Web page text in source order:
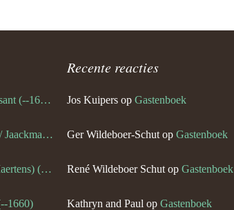
Lijsbet / Lijsie Bassant (--1687)
Trijntge Jaecqman / Jaackman (--1651)
Barber Martens (Maertens) (--1658)
1660)
Recente reacties
Jos Kuipers op Gastenboek
Ger Wildeboer-Schut op Gastenboek
René Wildeboer Schut op Gastenboek
Kathryn and Paul op Gastenboek